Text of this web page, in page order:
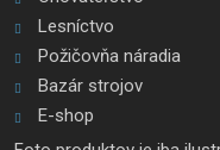
Lesníctvo
Požičovňa náradia
Bazár strojov
E-shop